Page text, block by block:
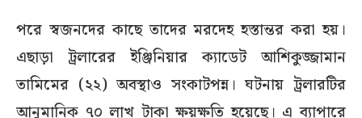
পরে স্বজনদের কাছে তাদের মরদেহ হস্তান্তর করা হয়।
এছাড়া ট্রলারের ইঞ্জিনিয়ার ক্যাডেট আশিকুজ্জামান
তামিমের (২২) অবস্থাও সংকাটপন্ন। ঘটনায় ট্রলারটির
আনুমানিক ৭০ লাখ টাকা ক্ষয়ক্ষতি হয়েছে। এ ব্যাপারে